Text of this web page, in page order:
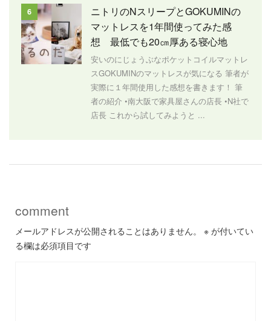
6
ニトリのNスリープとGOKUMINの
マットレスを1年間使ってみた感
想 最低でも20㎝厚ある寝心地
安いのにじょうぶなポケットコイルマットレ
スGOKUMINのマットレスが気になる 筆者が
実際に１年間使用した感想を書きます！ 筆
者の紹介 •南大阪で家具屋さんの店長 •N社で
店長 これから試してみようと ...
comment
メールアドレスが公開されることはありません。 ※ が付いてい
る欄は必須項目です